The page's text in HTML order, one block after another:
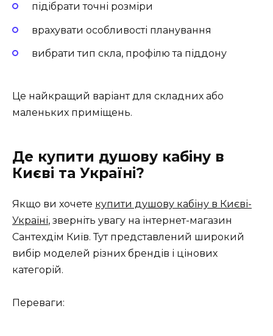
підібрати точні розміри
врахувати особливості планування
вибрати тип скла, профілю та піддону
Це найкращий варіант для складних або
маленьких приміщень.
Де купити душову кабіну в
Києві та Україні?
Якщо ви хочете купити душову кабіну в Києві-
Україні, зверніть увагу на інтернет-магазин
Сантехдім Київ. Тут представлений широкий
вибір моделей різних брендів і цінових
категорій.
Переваги: